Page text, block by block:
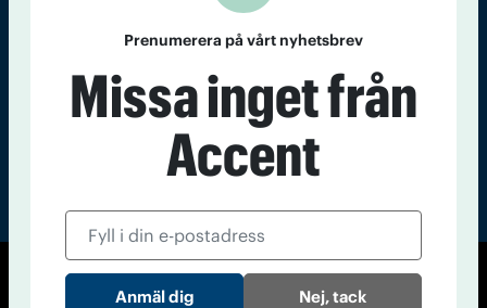
Accent
© Tidningen Accent 2026
Prenumerera på vårt nyhetsbrev
Missa inget från
Accent
Nej, tack